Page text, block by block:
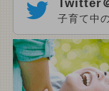
Twitter
子育て中